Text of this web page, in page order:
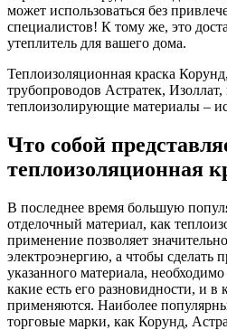
может использоваться без
специалистов! К тому же, это
утеплитель для вашего дома.
Теплоизоляционная краска
трубопроводов Астратек,
теплоизолирующие материалы –
Что собой
теплоизоляционная
В последнее время большую
отделочный материал, как
применение позволяет
электроэнергию, а чтобы сделать
указанного материала,
какие есть его разновидности, и в
применяются. Наиболее
торговые марки, как Корунд,